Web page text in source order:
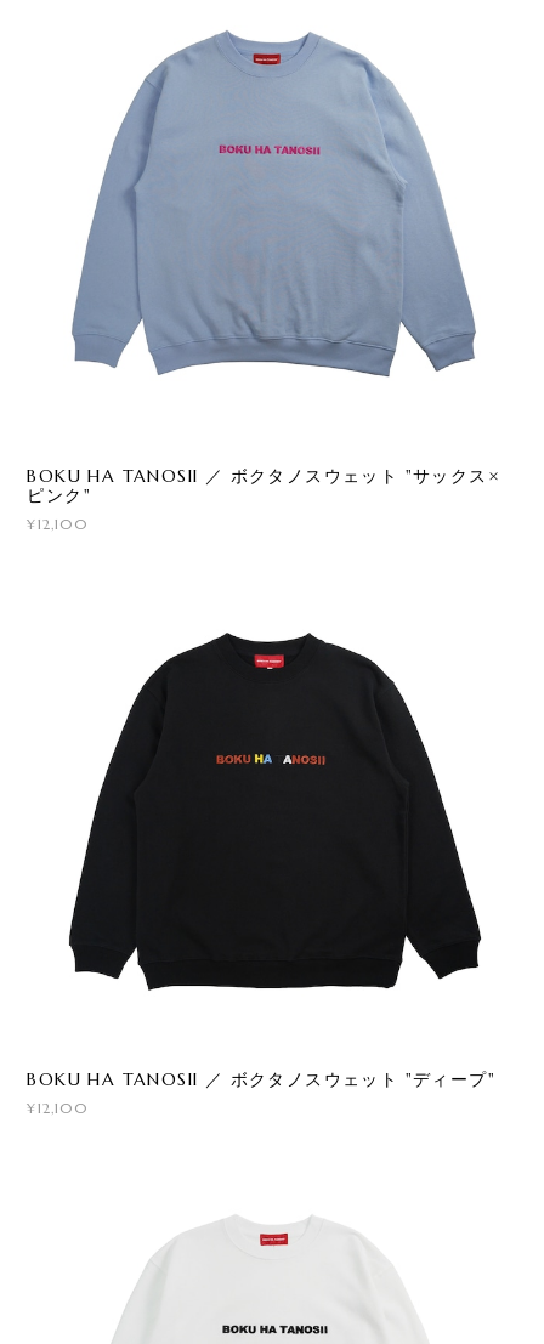
BOKU HA TANOSII ／ ボクタノスウェット "サックス×
ピンク"
¥12,100
BOKU HA TANOSII ／ ボクタノスウェット "ディープ"
¥12,100